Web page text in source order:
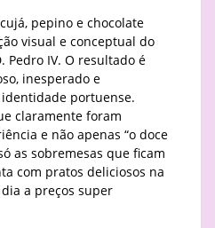
pepino e chocolate
visual e conceptual do
Pedro IV. O resultado é
inesperado e
portuense.
claramente foram
e não apenas “o doce
as sobremesas que ficam
com pratos deliciosos na
a preços super